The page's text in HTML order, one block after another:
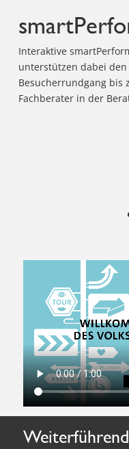
Interaktive
unterstützen dabei
Besucherrundgang bis
Fachberater in der